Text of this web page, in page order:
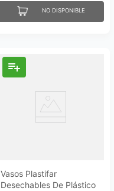
NO DISPONIBLE
Vasos Plastifar
Desechables De Plástico